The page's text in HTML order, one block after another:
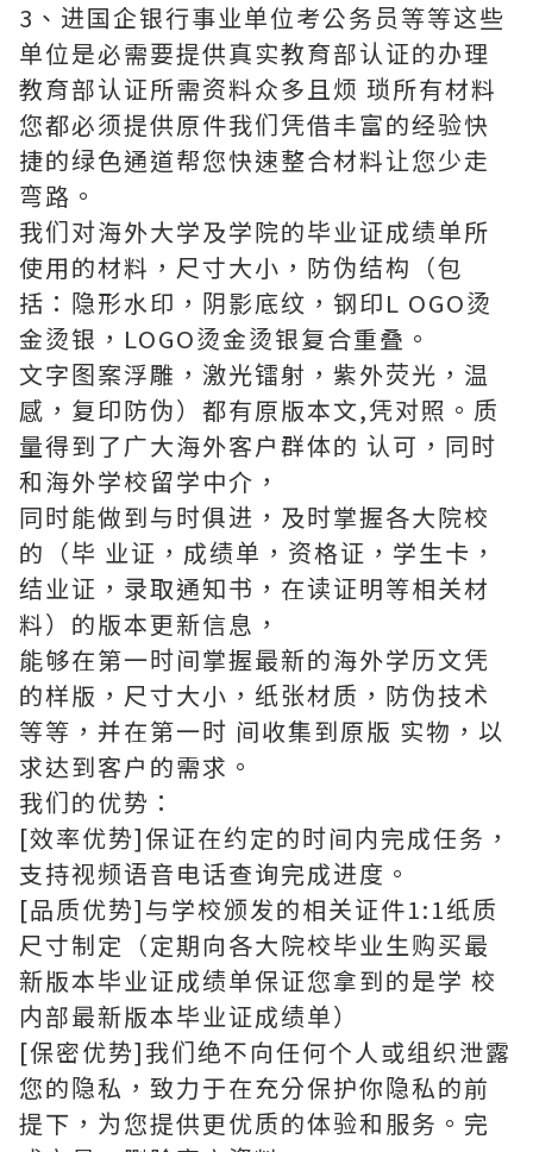
3、进国企银行事业单位考公务员等等这些
单位是必需要提供真实教育部认证的办理
教育部认证所需资料众多且烦 琐所有材料
您都必须提供原件我们凭借丰富的经验快
捷的绿色通道帮您快速整合材料让您少走
弯路。
我们对海外大学及学院的毕业证成绩单所
使用的材料，尺寸大小，防伪结构（包
括：隐形水印，阴影底纹，钢印L OGO烫
金烫银，LOGO烫金烫银复合重叠。
文字图案浮雕，激光镭射，紫外荧光，温
感，复印防伪）都有原版本文,凭对照。质
量得到了广大海外客户群体的 认可，同时
和海外学校留学中介，
同时能做到与时俱进，及时掌握各大院校
的（毕 业证，成绩单，资格证，学生卡，
结业证，录取通知书，在读证明等相关材
料）的版本更新信息，
能够在第一时间掌握最新的海外学历文凭
的样版，尺寸大小，纸张材质，防伪技术
等等，并在第一时 间收集到原版 实物，以
求达到客户的需求。
我们的优势：
[效率优势]保证在约定的时间内完成任务，
支持视频语音电话查询完成进度。
[品质优势]与学校颁发的相关证件1:1纸质
尺寸制定（定期向各大院校毕业生购买最
新版本毕业证成绩单保证您拿到的是学 校
内部最新版本毕业证成绩单）
[保密优势]我们绝不向任何个人或组织泄露
您的隐私，致力于在充分保护你隐私的前
提下，为您提供更优质的体验和服务。完